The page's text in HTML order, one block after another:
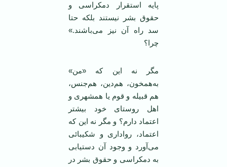
پايه استقرار دمکراسی و
حقوق بشر نيستند بلکه حتا
سد راه آن نيز می‌باشند.»
چرا؟
مگر نه اين که «من»
به‌همخون، هم‌دين، هم‌جنس،
هم قبيله و قوم يا همشهری و
اهل روستای خود بيشتر
اعتماد دارم؟ و مگر نه اين که
اعتماد، رواداری و شکيبائی
می‌آورد و وجود آن دستيابی
به دمکراسی و حقوق بشر در